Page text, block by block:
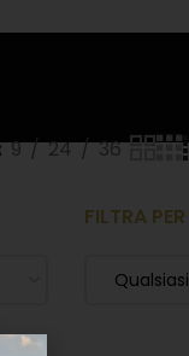
9 24 36
FILTRA